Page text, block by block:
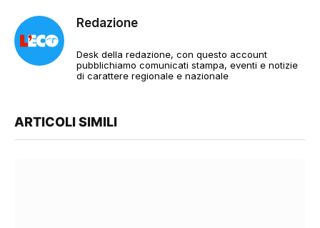
Redazione
Desk della redazione, con questo account
pubblichiamo comunicati stampa, eventi e notizie
di carattere regionale e nazionale
ARTICOLI SIMILI